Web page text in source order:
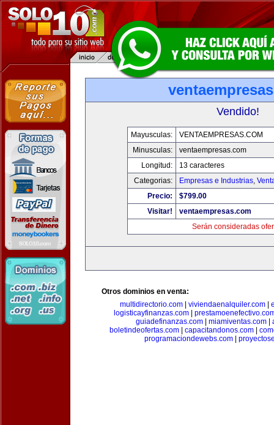
Vendido!
Mayusculas:
VENTAEMPRESAS.COM
Minusculas:
ventaempresas.com
Longitud:
13 caracteres
Categorias:
Empresas e Industrias,
Precio:
$799.00
Visitar!
ventaempresas.com
Serán consideradas
Otros dominios en venta:
multidirectorio.com| viviendaenalquiler.com|
logisticayfinanzas.com|
guiadefinanzas.com
miamiventas.com
boletindeofertas.com| capacitandonos.com|
programaciondewebs.com|